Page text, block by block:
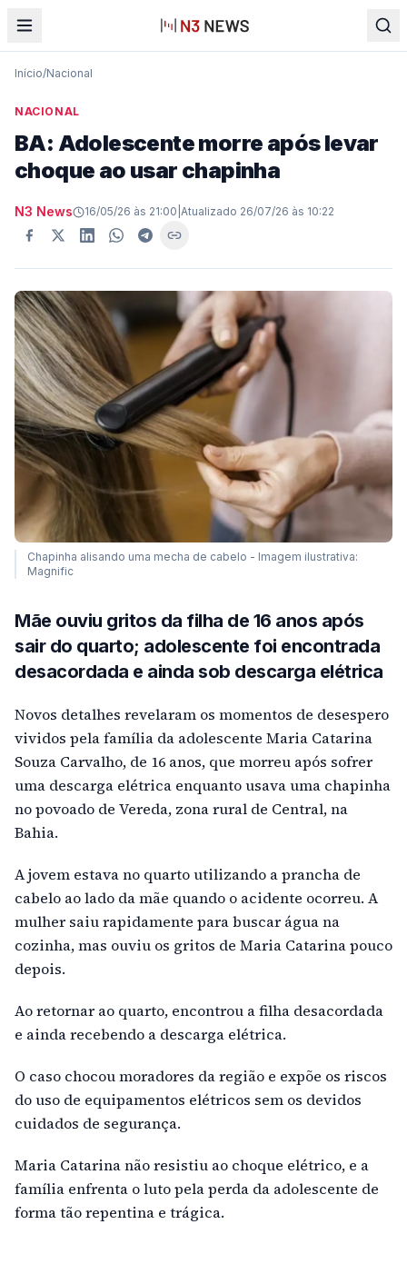
Início/Nacional
NACIONAL
BA: Adolescente morre após levar
choque ao usar chapinha
N3 News 16/05/26 às 21:00 Atualizado 26/07/26 às 10:22
Chapinha alisando uma mecha de cabelo - Imagem ilustrativa:
Magnific
Mãe ouviu gritos da filha de 16 anos após
sair do quarto; adolescente foi encontrada
desacordada e ainda sob descarga elétrica
Novos detalhes revelaram os momentos de desespero
vividos pela família da adolescente Maria Catarina
Souza Carvalho, de 16 anos, que morreu após sofrer
uma descarga elétrica enquanto usava uma chapinha
no povoado de Vereda, zona rural de Central, na
Bahia.
A jovem estava no quarto utilizando a prancha de
cabelo ao lado da mãe quando o acidente ocorreu. A
mulher saiu rapidamente para buscar água na
cozinha, mas ouviu os gritos de Maria Catarina pouco
depois.
Ao retornar ao quarto, encontrou a filha desacordada
e ainda recebendo a descarga elétrica.
O caso chocou moradores da região e expõe os riscos
do uso de equipamentos elétricos sem os devidos
cuidados de segurança.
Maria Catarina não resistiu ao choque elétrico, e a
família enfrenta o luto pela perda da adolescente de
forma tão repentina e trágica.